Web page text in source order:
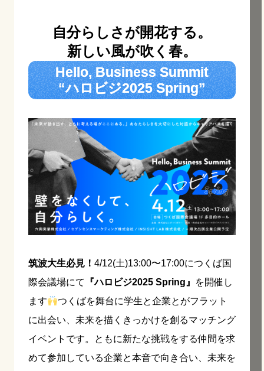
自分らしさが開花する。
新しい風が吹く春。
Hello, Business Summit
“ハロビジ2025 Spring”
筑波大生必見！ 4/12(土)13:00〜17:00につくば国
際会議場にて
『ハロビジ2025 Spring』
を開催し
ます
つくばを舞台に学生と企業とがフラット
に出会い、未来を描くきっかけを創るマッチング
イベントです。ともに新たな挑戦をする仲間を求
めて参加している企業と本音で向き合い、未来を